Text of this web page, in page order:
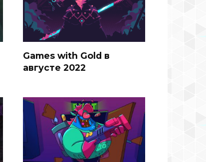
Games with Gold в
августе 2022